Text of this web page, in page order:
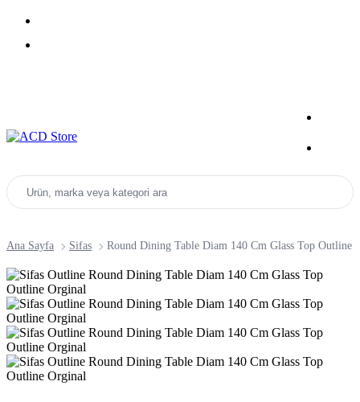
Ürün, marka veya kategori ara
Ana Sayfa Sifas Round Dining Table Diam 140 Cm Glass Top Outline